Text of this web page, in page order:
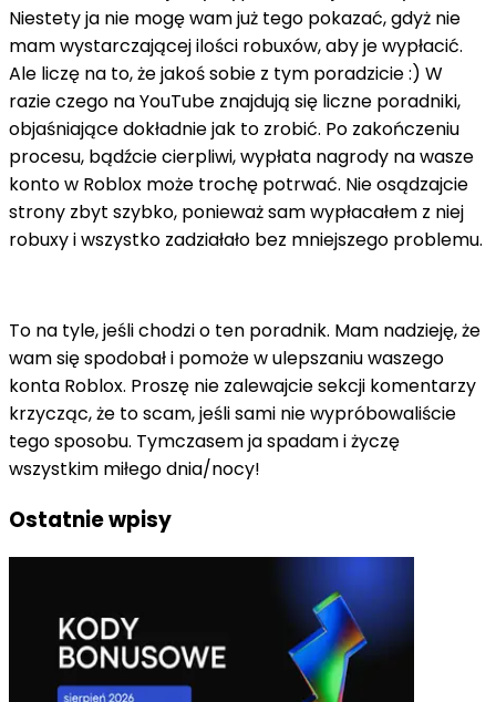
Niestety ja nie mogę wam już tego pokazać, gdyż nie
mam wystarczającej ilości robuxów, aby je wypłacić.
Ale liczę na to, że jakoś sobie z tym poradzicie :) W
razie czego na YouTube znajdują się liczne poradniki,
objaśniające dokładnie jak to zrobić. Po zakończeniu
procesu, bądźcie cierpliwi, wypłata nagrody na wasze
konto w Roblox może trochę potrwać. Nie osądzajcie
strony zbyt szybko, ponieważ sam wypłacałem z niej
robuxy i wszystko zadziałało bez mniejszego problemu.
To na tyle, jeśli chodzi o ten poradnik. Mam nadzieję, że
wam się spodobał i pomoże w ulepszaniu waszego
konta Roblox. Proszę nie zalewajcie sekcji komentarzy
krzycząc, że to scam, jeśli sami nie wypróbowaliście
tego sposobu. Tymczasem ja spadam i życzę
wszystkim miłego dnia/nocy!
Ostatnie wpisy